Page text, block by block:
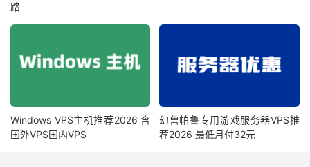
路
Windows VPS主机推荐2026 含
国外VPS国内VPS
幻兽帕鲁专用游戏服务器VPS推
荐2026 最低月付32元